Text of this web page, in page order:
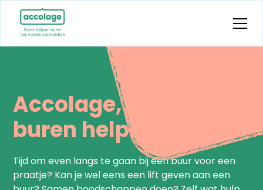
Accolage,
buren helpen buren.
Tijd om even langs te gaan bij een buur voor een
praatje? Kan je wel eens een lift geven aan een